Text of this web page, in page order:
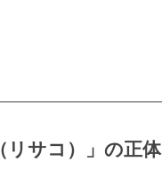
リサコ）」の正体